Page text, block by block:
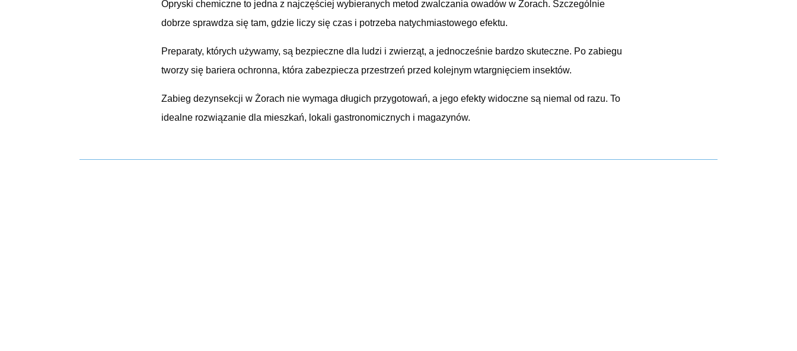
Opryski chemiczne to jedna z najczęściej wybieranych metod zwalczania owadów w Żorach. Szczególnie
dobrze sprawdza się tam, gdzie liczy się czas i potrzeba natychmiastowego efektu.
Preparaty, których używamy, są bezpieczne dla ludzi i zwierząt, a jednocześnie bardzo skuteczne. Po zabiegu
tworzy się bariera ochronna, która zabezpiecza przestrzeń przed kolejnym wtargnięciem insektów.
Zabieg dezynsekcji w Żorach nie wymaga długich przygotowań, a jego efekty widoczne są niemal od razu. To
idealne rozwiązanie dla mieszkań, lokali gastronomicznych i magazynów.